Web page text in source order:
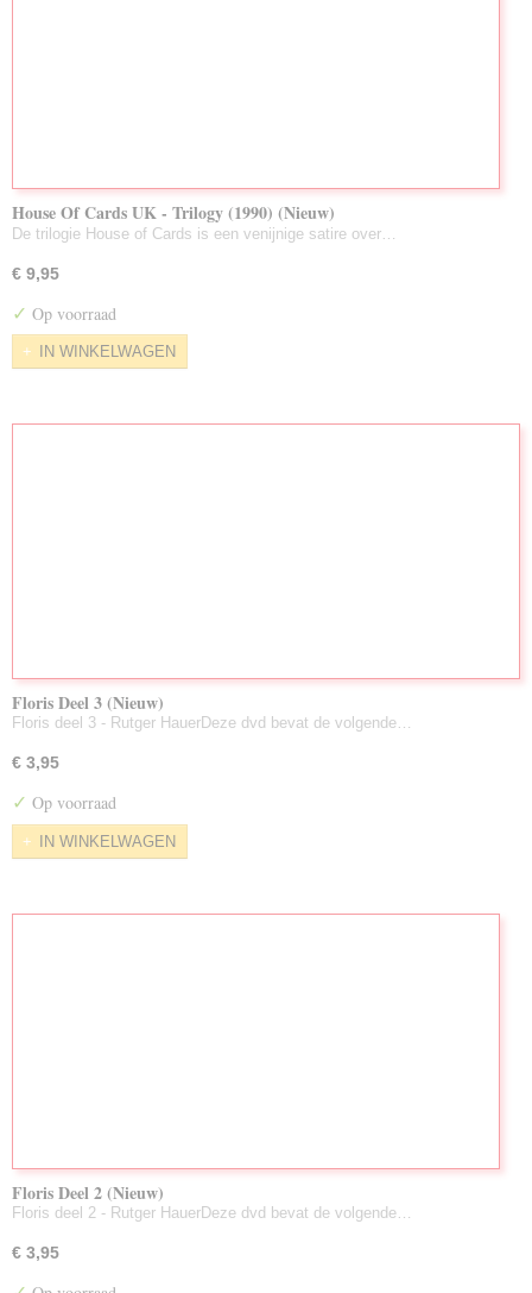
House Of Cards UK - Trilogy (1990) (Nieuw)
De trilogie House of Cards is een venijnige satire over…
€ 9,95
✓ Op voorraad
IN WINKELWAGEN
Floris Deel 3 (Nieuw)
Floris deel 3 - Rutger HauerDeze dvd bevat de volgende…
€ 3,95
✓ Op voorraad
IN WINKELWAGEN
Floris Deel 2 (Nieuw)
Floris deel 2 - Rutger HauerDeze dvd bevat de volgende…
€ 3,95